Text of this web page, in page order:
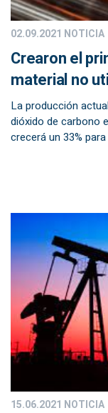
02.09.2021 NOTICIA
Crearon el
material no
La producción
dióxido de carbono
crecerá un 33% para
15.06.2021 NOTICIA